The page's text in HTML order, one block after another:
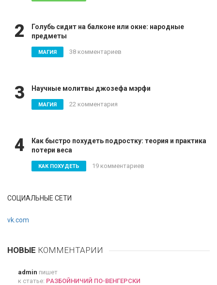
2
Голубь сидит на балконе или окне: народные
предметы
МАГИЯ 38 комментариев
3 Научные молитвы джозефа мэрфи
МАГИЯ 22 комментария
4
Как быстро похудеть подростку: теория и практика
потери веса
КАК ПОХУДЕТЬ 19 комментариев
СОЦИАЛЬНЫЕ СЕТИ
vk.com
НОВЫЕ КОММЕНТАРИИ
admin пишет
к статье: РАЗБОЙНИЧИЙ ПО-ВЕНГЕРСКИ